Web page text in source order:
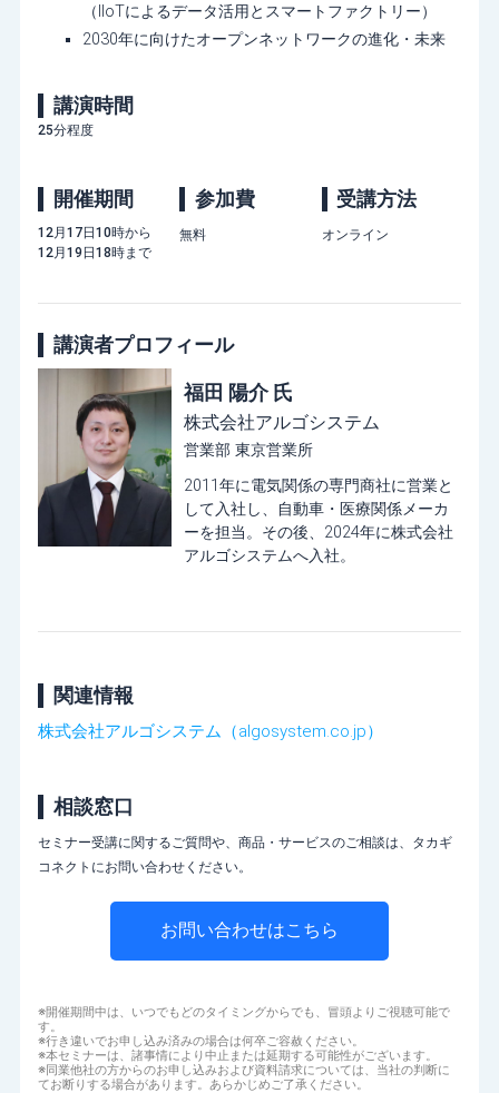
（IIoTによるデータ活用とスマートファクトリー）
2030年に向けたオープンネットワークの進化・未来
講演時間
25分程度
開催期間
12月17日10時から
12月19日18時まで
参加費
無料
受講方法
オンライン
講演者プロフィール
福田 陽介 氏
株式会社アルゴシステム
営業部 東京営業所
2011年に電気関係の専門商社に営業と
して入社し、自動車・医療関係メーカ
ーを担当。その後、2024年に株式会社
アルゴシステムへ入社。
関連情報
株式会社アルゴシステム（algosystem.co.jp）
相談窓口
セミナー受講に関するご質問や、商品・サービスのご相談は、タカギ
コネクトにお問い合わせください。
お問い合わせはこちら
※開催期間中は、いつでもどのタイミングからでも、冒頭よりご視聴可能で
す。
※行き違いでお申し込み済みの場合は何卒ご容赦ください。
※本セミナーは、諸事情により中止または延期する可能性がございます。
※同業他社の方からのお申し込みおよび資料請求については、当社の判断に
てお断りする場合があります。あらかじめご了承ください。